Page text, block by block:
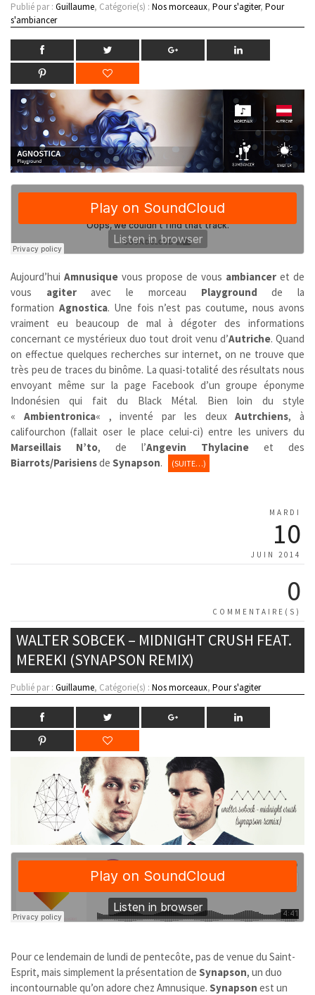
Publié par : Guillaume, Catégorie(s) : Nos morceaux, Pour s'agiter, Pour
s'ambiancer
Aujourd’hui Amnusique vous propose de vous ambiancer et de
vous agiteravec le morceau Playground de la
formation Agnostica. Une fois n’est pas coutume, nous avons
vraiment eu beaucoup de mal à dégoter des informations
concernant ce mystérieux duo tout droit venu d’Autriche. Quand
on effectue quelques recherches sur internet, on ne trouve que
très peu de traces du binôme. La quasi-totalité des résultats nous
envoyant même sur la page Facebook d’un groupe éponyme
Indonésien qui fait du Black Métal. Bien loin du style
« Ambientronica« , inventé par les deuxAutrchiens, à
califourchon (fallait oser le place celui-ci) entre les univers du
Marseillais
N’to, de l’Angevin Thylacine et des
Biarrots/Parisiensde Synapson. (SUITE…)
MARDI
10
JUIN 2014
0
COMMENTAIRE(S)
WALTER SOBCEK – MIDNIGHT CRUSH FEAT.
MEREKI (SYNAPSON REMIX)
Publié par : Guillaume, Catégorie(s) : Nos morceaux, Pour s'agiter
Pour ce lendemain de lundi de pentecôte, pas de venue du Saint-
Esprit, mais simplement la présentation de Synapson, un duo
incontournable qu’on adore chez Amnusique. Synapson est un